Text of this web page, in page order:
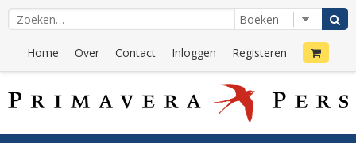
Home Over Contact Inloggen Registeren